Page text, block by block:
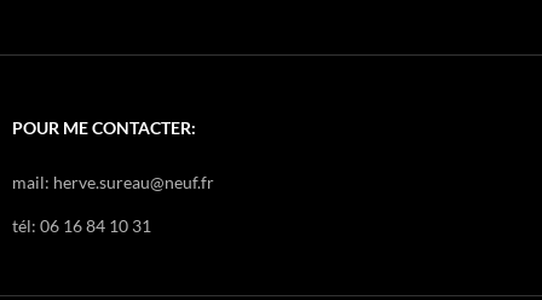
POUR ME CONTACTER:
mail: herve.sureau@neuf.fr
tél: 06 16 84 10 31